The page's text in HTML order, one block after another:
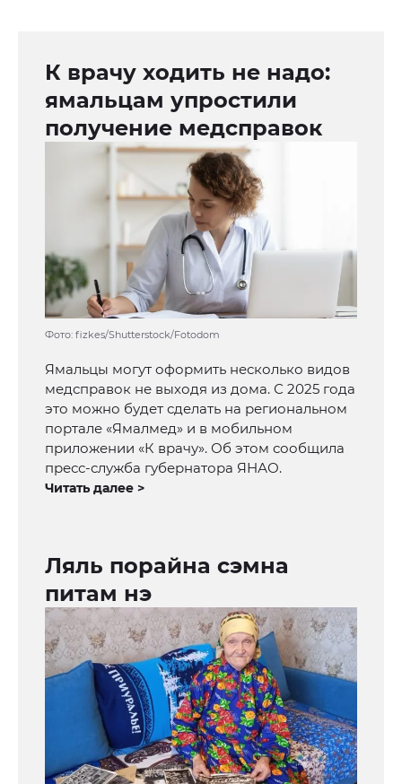
К врачу ходить не надо:
ямальцам упростили
получение медсправок
Фото: fizkes/Shutterstock/Fotodom
Ямальцы могут оформить несколько видов
медсправок не выходя из дома. С 2025 года
это можно будет сделать на региональном
портале «Ямалмед» и в мобильном
приложении «К врачу». Об этом сообщила
пресс-служба губернатора ЯНАО.
Читать далее >
Ляль порайна сэмна
питам нэ